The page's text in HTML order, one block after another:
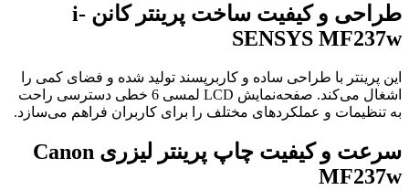
طراحی و کیفیت ساخت پرینتر کانن i-
SENSYS MF237w
این پرینتر با طراحی ساده و کاربرپسند تولید شده و فضای کمی را
اشغال می‌کند. صفحه‌نمایش LCD لمسی 6 خطی دسترسی راحت
به تنظیمات و عملکردهای مختلف را برای کاربران فراهم می‌سازد.
سرعت و کیفیت چاپ پرینتر لیزری Canon
MF237w